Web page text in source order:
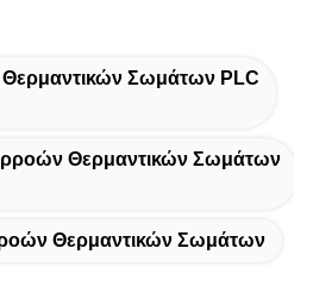
Θερμαντικών Σωμάτων PLC
Θερμαντικών Σωμάτων
Θερμαντικών Σωμάτων